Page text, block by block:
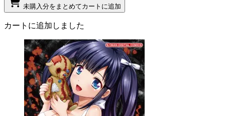
未購入分をまとめてカートに追加
カートに追加しました